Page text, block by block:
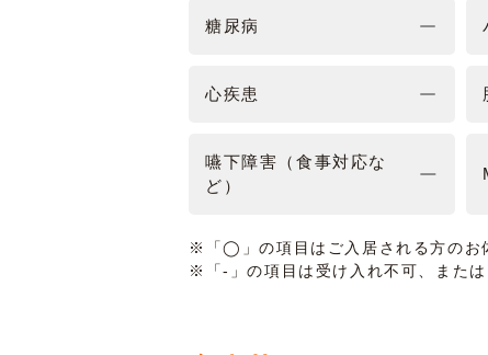
糖尿病
心疾患
嚥下障害（食事対応な
ど）
※「◯」の項目はご入居される方のお
※「-」の項目は受け入れ不可、また